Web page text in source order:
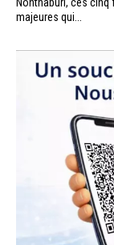
Nonthaburi, ces cinq
majeures qui...